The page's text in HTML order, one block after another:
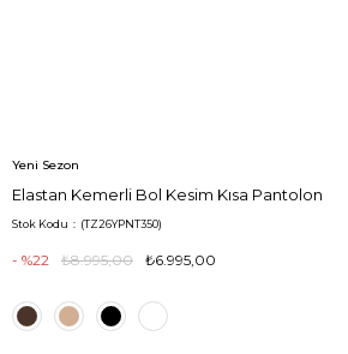
Yeni Sezon
Elastan Kemerli Bol Kesim Kısa Pantolon
Stok Kodu (TZ26YPNT350)
22 ₺8.995,00 ₺6.995,00